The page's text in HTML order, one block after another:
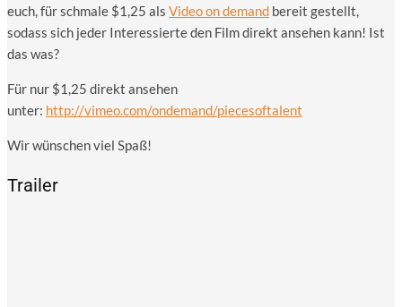
euch, für schma­le $1,25 als Video on demand bereit gestellt,
sodass sich jeder Inter­es­sier­te den Film direkt anse­hen kann! Ist
das was?
Für nur $1,25 direkt anse­hen
unter: http://vimeo.com/ondemand/piecesoftalent
Wir wün­schen viel Spaß!
Trailer